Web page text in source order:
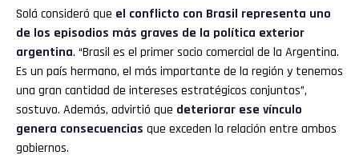
Solá consideró que el conflicto con Brasil representa uno
de los episodios más graves de la política exterior
argentina. “Brasil es el primer socio comercial de la Argentina.
Es un país hermano, el más importante de la región y tenemos
una gran cantidad de intereses estratégicos conjuntos”,
sostuvo. Además, advirtió que deteriorar ese vínculo
genera consecuencias que exceden la relación entre ambos
gobiernos.